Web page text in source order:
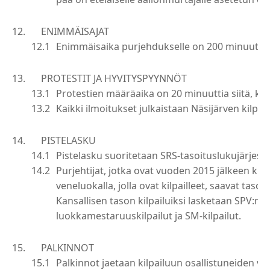
ENIMMÄISAJAT
Enimmäisaika purjehdukselle on 200 minuuttia
PROTESTIT JA HYVITYSPYYNNÖT
Protestien määräaika on 20 minuuttia siitä,
Kaikki ilmoitukset julkaistaan Näsijärven
PISTELASKU
Pistelasku suoritetaan SRS-
Purjehtijat, jotka ovat vuoden 2015 jälkeen
veneluokalla, jolla ovat kilpailleet, saavat
Kansallisen tason kilpailuiksi lasketaan
luokkamestaruuskilpailut ja SM-kilpailut.
PALKINNOT
Palkinnot jaetaan kilpailuun osallistuneiden